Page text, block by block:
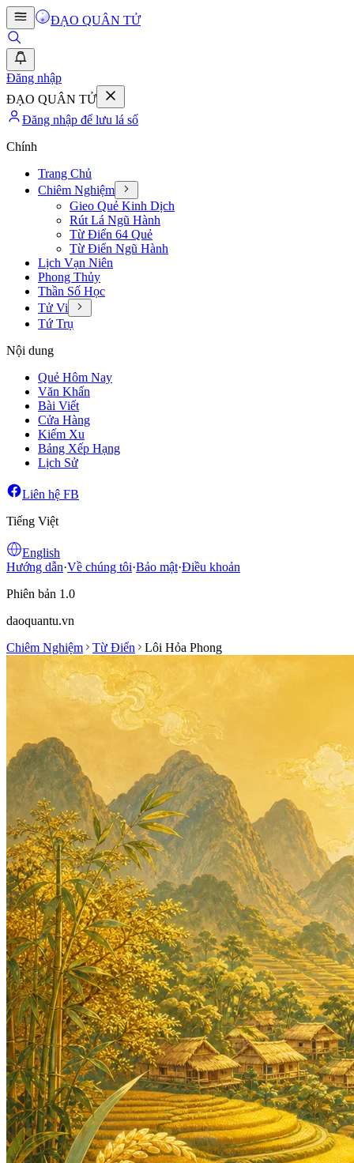
ĐẠO QUÂN TỬ
Đăng nhập
ĐẠO QUÂN TỬ
Đăng nhập để lưu lá số
Chính
Trang Chủ
Chiêm Nghiệm
Gieo Quẻ Kinh Dịch
Rút Lá Ngũ Hành
Từ Điển 64 Quẻ
Từ Điển Ngũ Hành
Lịch Vạn Niên
Phong Thủy
Thần Số Học
Tử Vi
Tứ Trụ
Nội dung
Quẻ Hôm Nay
Văn Khấn
Bài Viết
Cửa Hàng
Kiếm Xu
Bảng Xếp Hạng
Lịch Sử
Liên hệ FB
Tiếng Việt
English
Hướng dẫn·Về chúng tôi·Bảo mật·Điều khoản
Phiên bản 1.0
daoquantu.vn
Chiêm Nghiệm
Từ Điển Lôi Hỏa Phong